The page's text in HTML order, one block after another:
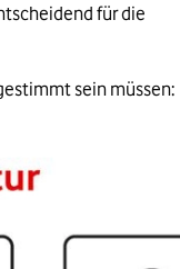
für die
sein müssen: